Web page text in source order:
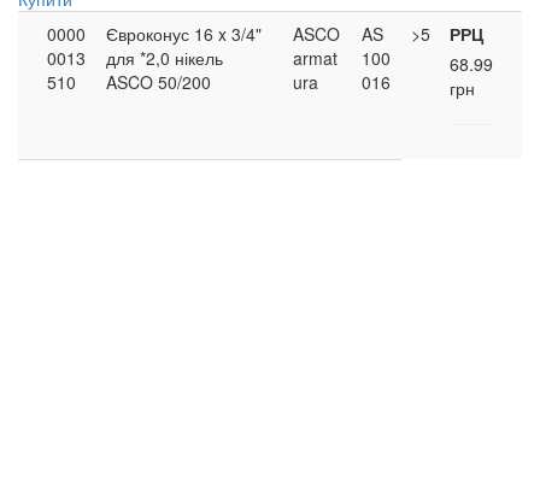
0000
0013
510
Євроконус 16 x 3/4"
для *2,0 нікель
ASCO 50/200
ASCO
armat
ura
AS
100
016
>5
РРЦ
68.99
грн